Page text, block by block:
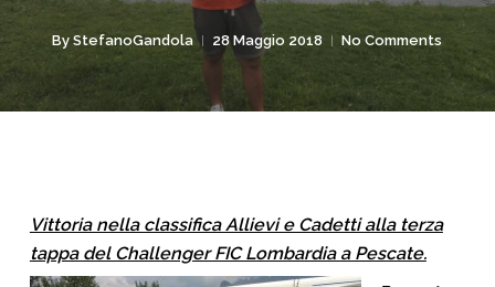
By StefanoGandola 28 Maggio 2018 No Comments
Vittoria nella classifica Allievi e Cadetti alla terza
tappa del Challenger FIC Lombardia a Pescate.